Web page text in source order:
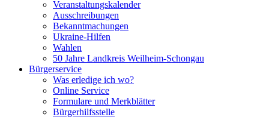
Veranstaltungskalender
Ausschreibungen
Bekanntmachungen
Ukraine-Hilfen
Wahlen
50 Jahre Landkreis Weilheim-Schongau
Bürgerservice
Was erledige ich wo?
Online Service
Formulare und Merkblätter
Bürgerhilfsstelle